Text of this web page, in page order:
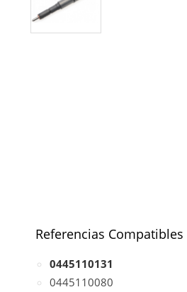
Referencias Compatibles
0445110131
0445110080